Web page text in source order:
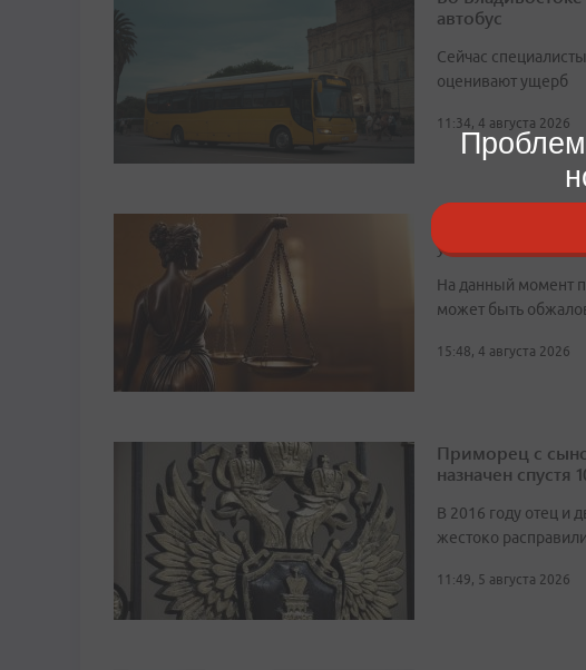
автобус
Сейчас
оценивают ущерб
11:34, 4 августа 2026
В Приморье
устроившему
На данный момент
может быть
15:48, 4 августа 2026
Приморец с
назначен спустя
В 2016 году отец и
жестоко
11:49, 5 августа 2026